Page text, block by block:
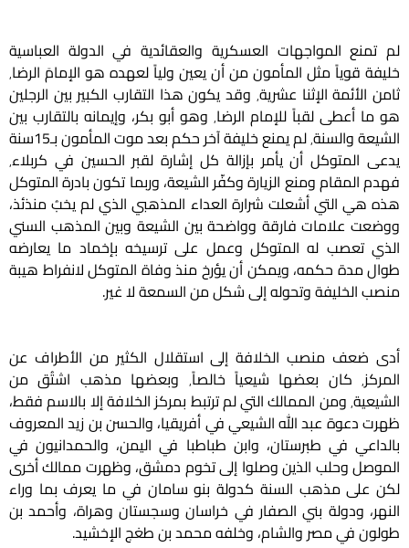
لم تمنع المواجهات العسكرية والعقائدية في الدولة العباسية
خليفة قوياً مثل المأمون من أن يعين ولياً لعهده هو الإمامَ الرضا٬
ثامن الأئمة الإثنا عشرية٬ وقد يكون هذا التقارب الكبير بين الرجلين
هو ما أعطى لقباً للإمام الرضا٬ وهو أبو بكر، وإيمانه بالتقارب بين
الشيعة والسنة٬ لم يمنع خليفة آخر حكم بعد موت المأمون بـ15سنة
يدعى المتوكل أن يأمر بإزالة كل إشارة لقبر الحسين في كربلاء٬
فهدم المقام ومنع الزيارة وكفّر الشيعة، وربما تكون بادرة المتوكل
هذه هي التي أشعلت شرارة العداء المذهبي الذي لم يخبُ منذئذ،
ووضعت علامات فارقة وواضحة بين الشيعة وبين المذهب السني
الذي تعصب له المتوكل وعمل على ترسيخه بإخماد ما يعارضه
طوال مدة حكمه، ويمكن أن يؤرخ منذ وفاة المتوكل لانفراط هيبة
منصب الخليفة وتحوله إلى شكل من السمعة لا غير.
أدى ضعف منصب الخلافة إلى استقلال الكثير من الأطراف عن
المركز٬ كان بعضها شيعياً خالصاً٬ وبعضها مذهب اشتُق من
الشيعية٬ ومن الممالك التي لم ترتبط بمركز الخلافة إلا بالاسم فقط،
ظهرت دعوة عبد الله الشيعي في أفريقيا، والحسن بن زيد المعروف
بالداعي في طبرستان، وابن طباطبا في اليمن، والحمدانيون في
الموصل وحلب الذين وصلوا إلى تخوم دمشق، وظهرت ممالك أخرى
لكن على مذهب السنة كدولة بنو سامان في ما يعرف بما وراء
النهر، ودولة بني الصفار في خراسان وسجستان وهراة، وأحمد بن
طولون في مصر والشام، وخلفه محمد بن طغج الإخشيد.